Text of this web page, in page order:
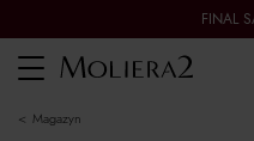
FINAL
Toggle
navigation
magazyn